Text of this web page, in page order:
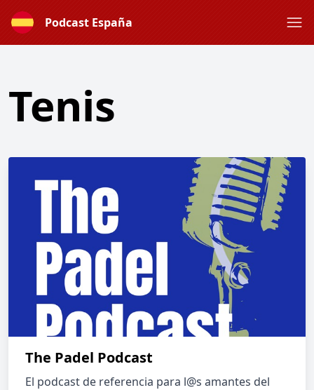
Podcast España
Tenis
The Padel Podcast
El podcast de referencia para l@s amantes del